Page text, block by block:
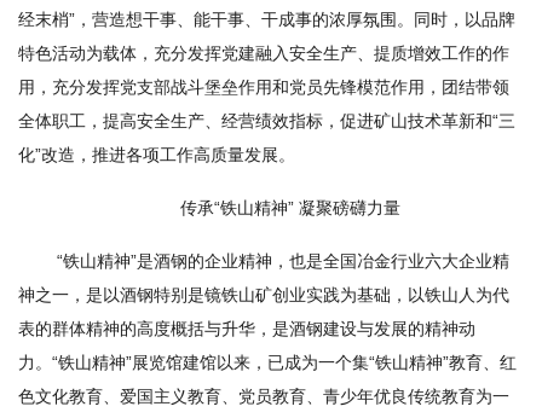
经末梢”，营造想干事、能干事、干成事的浓厚氛围。同时，以品牌
特色活动为载体，充分发挥党建融入安全生产、提质增效工作的作
用，充分发挥党支部战斗堡垒作用和党员先锋模范作用，团结带领
全体职工，提高安全生产、经营绩效指标，促进矿山技术革新和“三
化”改造，推进各项工作高质量发展。
传承“铁山精神” 凝聚磅礴力量
“铁山精神”是酒钢的企业精神，也是全国冶金行业六大企业精
神之一，是以酒钢特别是镜铁山矿创业实践为基础，以铁山人为代
表的群体精神的高度概括与升华，是酒钢建设与发展的精神动
力。“铁山精神”展览馆建馆以来，已成为一个集“铁山精神”教育、红
色文化教育、爱国主义教育、党员教育、青少年优良传统教育为一